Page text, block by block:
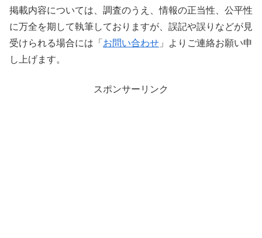
掲載内容については、調査のうえ、情報の正当性、公平性
に万全を期して執筆しておりますが、誤記や誤りなどが見
受けられる場合には「 お問い合わせ 」よりご連絡お願い申
し上げます。
スポンサーリンク